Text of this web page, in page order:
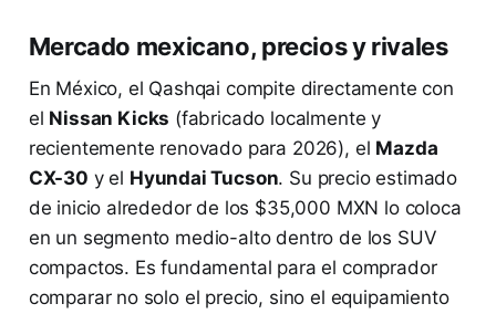
Mercado mexicano, precios y rivales
En México, el Qashqai compite directamente con
el Nissan Kicks (fabricado localmente y
recientemente renovado para 2026), el Mazda
CX-30 y el Hyundai Tucson. Su precio estimado
de inicio alrededor de los $35,000 MXN lo coloca
en un segmento medio-alto dentro de los SUV
compactos. Es fundamental para el comprador
comparar no solo el precio, sino el equipamiento